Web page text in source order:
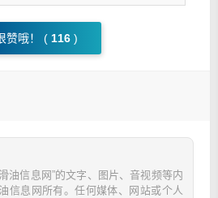
赞哦！ ( 116 )
油信息网”的文字、图片、音视频等内
信息网所有。任何媒体、网站或个人